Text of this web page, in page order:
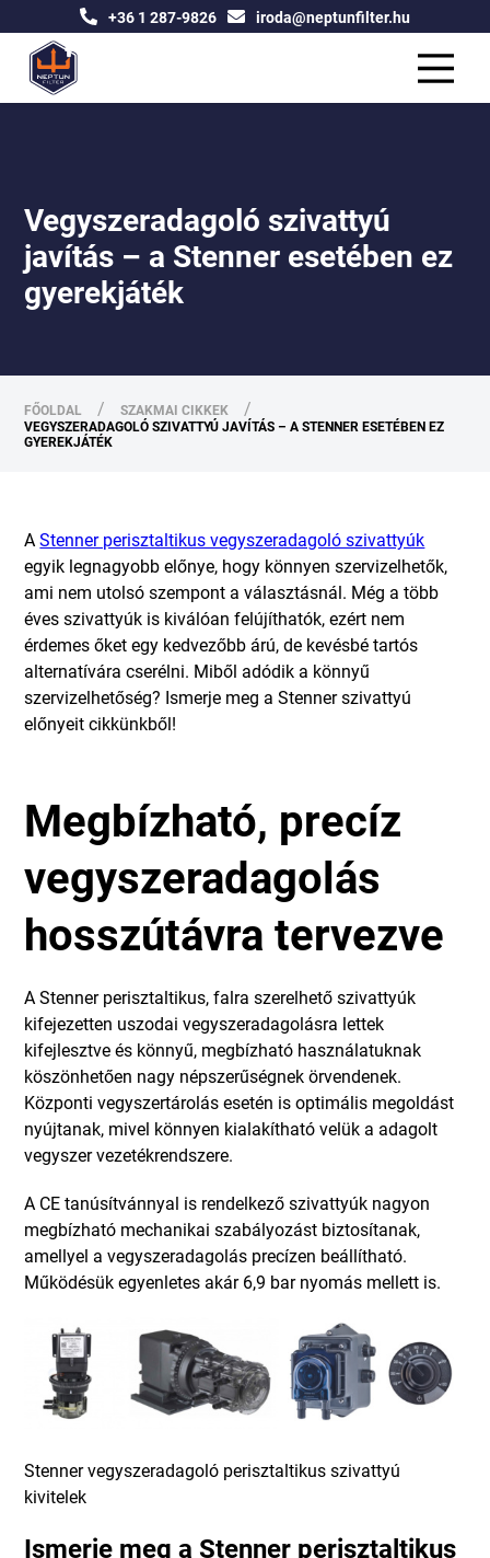
+36 1 287-9826 iroda@neptunfilter.hu
Vegyszeradagoló szivattyú
javítás – a Stenner esetében ez
gyerekjáték
FŐOLDAL / SZAKMAI CIKKEK /
VEGYSZERADAGOLÓ SZIVATTYÚ JAVÍTÁS – A STENNER ESETÉBEN EZ
GYEREKJÁTÉK
AStenner perisztaltikus vegyszeradagoló szivattyúk
egyik legnagyobb előnye, hogy könnyen szervizelhetők,
ami nem utolsó szempont a választásnál. Még a több
éves szivattyúk is kiválóan felújíthatók, ezért nem
érdemes őket egy kedvezőbb árú, de kevésbé tartós
alternatívára cserélni. Miből adódik a könnyű
szervizelhetőség? Ismerje meg a Stenner szivattyú
előnyeit cikkünkből!
Megbízható, precíz
vegyszeradagolás
hosszútávra tervezve
A Stenner perisztaltikus, falra szerelhető szivattyúk
kifejezetten uszodai vegyszeradagolásra lettek
kifejlesztve és könnyű, megbízható használatuknak
köszönhetően nagy népszerűségnek örvendenek.
Központi vegyszertárolás esetén is optimális megoldást
nyújtanak, mivel könnyen kialakítható velük a adagolt
vegyszer vezetékrendszere.
A CE tanúsítvánnyal is rendelkező szivattyúk nagyon
megbízható mechanikai szabályozást biztosítanak,
amellyel a vegyszeradagolás precízen beállítható.
Működésük egyenletes akár 6,9 bar nyomás mellett is.
Stenner vegyszeradagoló perisztaltikus szivattyú
kivitelek
Ismerje meg a Stenner perisztaltikus